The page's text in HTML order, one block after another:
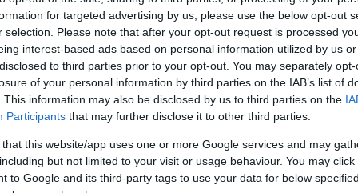
for targeted advertising by us, please use the below opt-out
selection. Please note that after your opt-out request is processed
interest-based ads based on personal information utilized by us
to third parties prior to your opt-out. You may separately
of your personal information by third parties on the IAB’s list of
This information may also be disclosed by us to third parties on the
Participants that may further disclose it to other third parties.
that this website/app uses one or more Google services and may
but not limited to your visit or usage behaviour. You may
to Google and its third-party tags to use your data for below
Μαρκ Γκασόλστις αρχές της σεζόν,
των Καλιφορνέζων (2020-21), τωνΓκρίζλις
στηνΤζιρόναόπου αγωνίστηκε τη διετία
στηLiga Endesa.
Ναβάροστην καταλανική εφημερίδα
ενδεχόμενο να φορέσει ξανά τη φανέλα της